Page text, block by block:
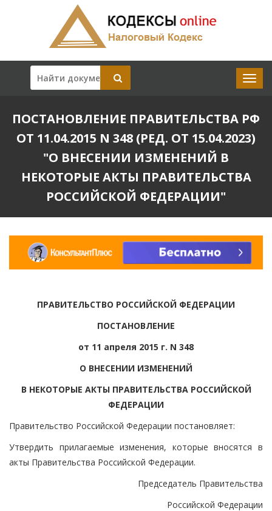
ПОСТАНОВЛЕНИЕ ПРАВИТЕЛЬСТВА РФ
ОТ 11.04.2015 N 348 (РЕД. ОТ 15.04.2023)
"О ВНЕСЕНИИ ИЗМЕНЕНИЙ В
НЕКОТОРЫЕ АКТЫ ПРАВИТЕЛЬСТВА
РОССИЙСКОЙ ФЕДЕРАЦИИ"
ПРАВИТЕЛЬСТВО РОССИЙСКОЙ ФЕДЕРАЦИИ
ПОСТАНОВЛЕНИЕ
от 11 апреля 2015 г. N 348
О ВНЕСЕНИИ ИЗМЕНЕНИЙ
В НЕКОТОРЫЕ АКТЫ ПРАВИТЕЛЬСТВА РОССИЙСКОЙ
ФЕДЕРАЦИИ
Правительство Российской Федерации постановляет:
Утвердить прилагаемые изменения, которые вносятся в
акты Правительства Российской Федерации.
Председатель Правительства
Российской Федерации